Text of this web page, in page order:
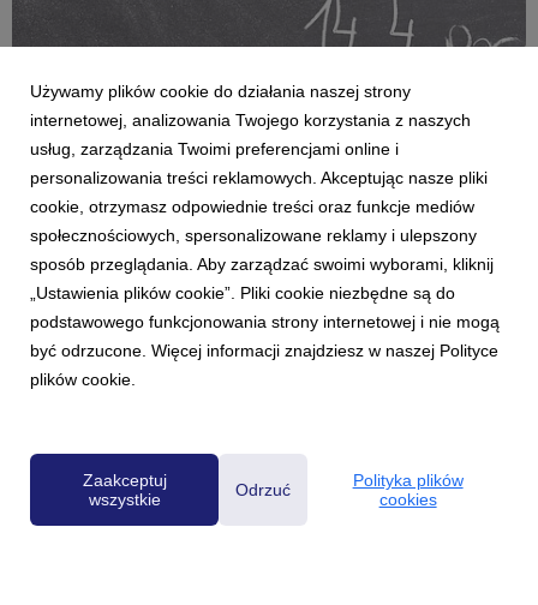
AKTUALNOŚCI
Radio ZET z najlepszymi wynikami od 9 lat
8 września 2023
W ostatniej fali badania Radio Track (VI-VIII 2023) Radio ZET
uzyskało 14,4 proc. udziału w czasie słuchania. To najlepszy
wynik od fali VIII-X 2014 roku.
Używamy plików cookie do działania naszej strony
internetowej, analizowania Twojego korzystania z naszych
usług, zarządzania Twoimi preferencjami online i
personalizowania treści reklamowych. Akceptując nasze pliki
cookie, otrzymasz odpowiednie treści oraz funkcje mediów
społecznościowych, spersonalizowane reklamy i ulepszony
sposób przeglądania. Aby zarządzać swoimi wyborami, kliknij
„Ustawienia plików cookie”. Pliki cookie niezbędne są do
podstawowego funkcjonowania strony internetowej i nie mogą
być odrzucone. Więcej informacji znajdziesz w naszej Polityce
plików cookie.
Zaakceptuj
wszystkie
Odrzuć
Polityka plików
cookies